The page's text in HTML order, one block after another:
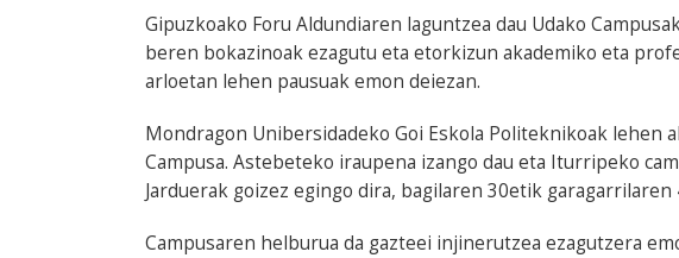
Gipuzkoako Foru Aldundiaren laguntzea dau Udako
beren bokazinoak ezagutu eta etorkizun akademiko eta
arloetan lehen pausuak emon deiezan.
Mondragon Unibersidadeko Goi Eskola Politeknikoak lehen
Campusa. Astebeteko iraupena izango dau eta Iturripeko
Jarduerak goizez egingo dira, bagilaren 30etik
Campusaren helburua da gazteei injinerutzea ezagutzera